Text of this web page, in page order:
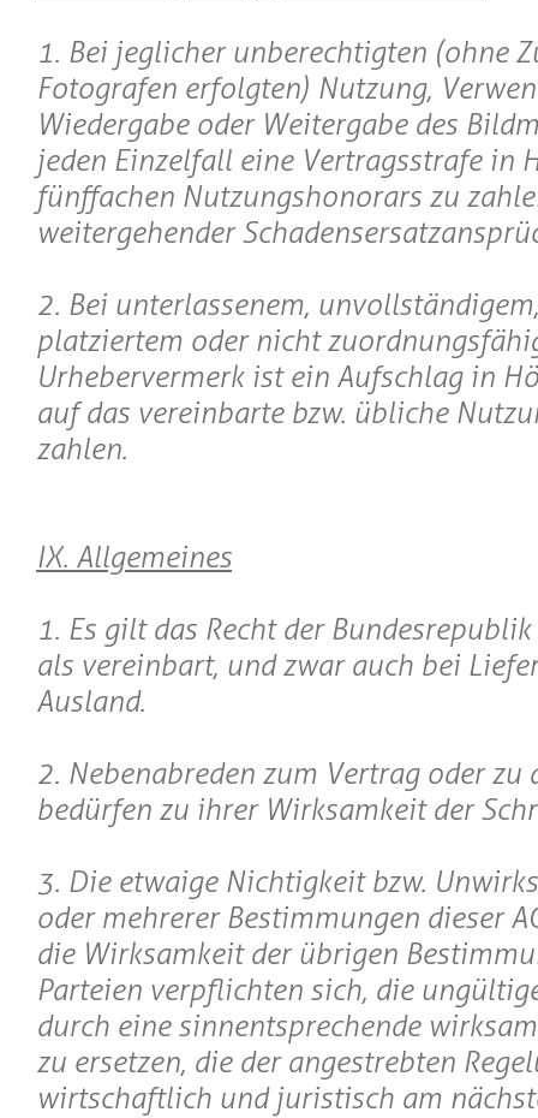
1. Bei jeglicher unberechtigten (ohne
Fotografen erfolgten) Nutzung,
Wiedergabe oder Weitergabe des
jeden Einzelfall eine Vertragsstrafe in
fünffachen Nutzungshonorars zu
weitergehender
2. Bei unterlassenem,
platziertem oder nicht
Urhebervermerk ist ein Aufschlag in
auf das vereinbarte bzw. übliche
zahlen.
IX. Allgemeines
1. Es gilt das Recht der
als vereinbart, und zwar auch bei
Ausland.
2. Nebenabreden zum Vertrag oder zu
bedürfen zu ihrer Wirksamkeit der
3. Die etwaige Nichtigkeit bzw.
oder mehrerer Bestimmungen dieser
die Wirksamkeit der übrigen
Parteien verpflichten sich, die
durch eine sinnentsprechende
zu ersetzen, die der angestrebten
wirtschaftlich und juristisch am